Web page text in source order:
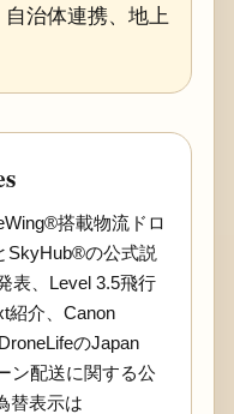
治体連携、地上
搭載物流ドロ
SkyHub®の公式説
表、Level 3.5飛行
紹介、Canon
のJapan
ン配送に関する公
替表示は